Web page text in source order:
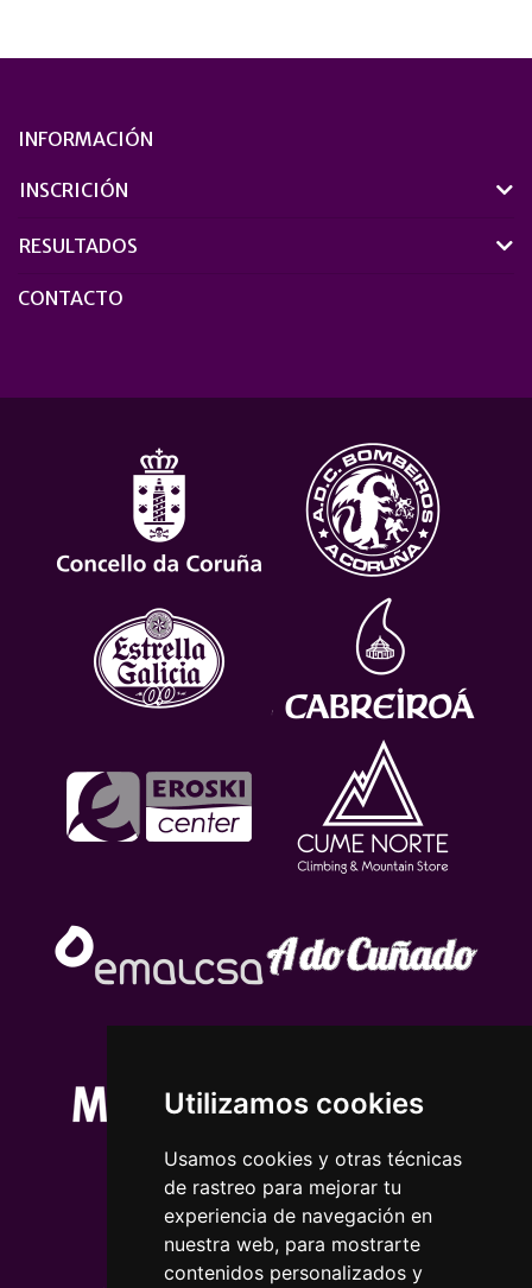
Utilizamos cookies
Usamos cookies y otras técnicas
de rastreo para mejorar tu
experiencia de navegación en
nuestra web, para mostrarte
contenidos personalizados y
INFORMACIÓN
INSCRICIÓN
RESULTADOS
CONTACTO